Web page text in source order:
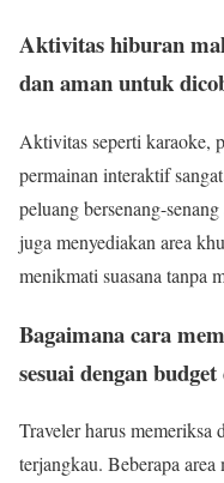
Aktivitas hiburan
dan aman untuk
Aktivitas seperti karaoke,
permainan interaktif
peluang bersenang-
juga menyediakan area
menikmati suasana tanpa
Bagaimana cara
sesuai dengan
Traveler harus memeriksa
terjangkau. Beberapa